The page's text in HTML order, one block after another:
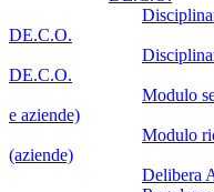
DE.C.O.
DE.C.O.
Modulo
e aziende)
Modulo
(aziende)
Delibera